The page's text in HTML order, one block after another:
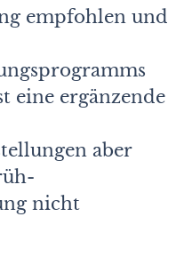
empfohlen und
eine ergänzende
aber
nicht